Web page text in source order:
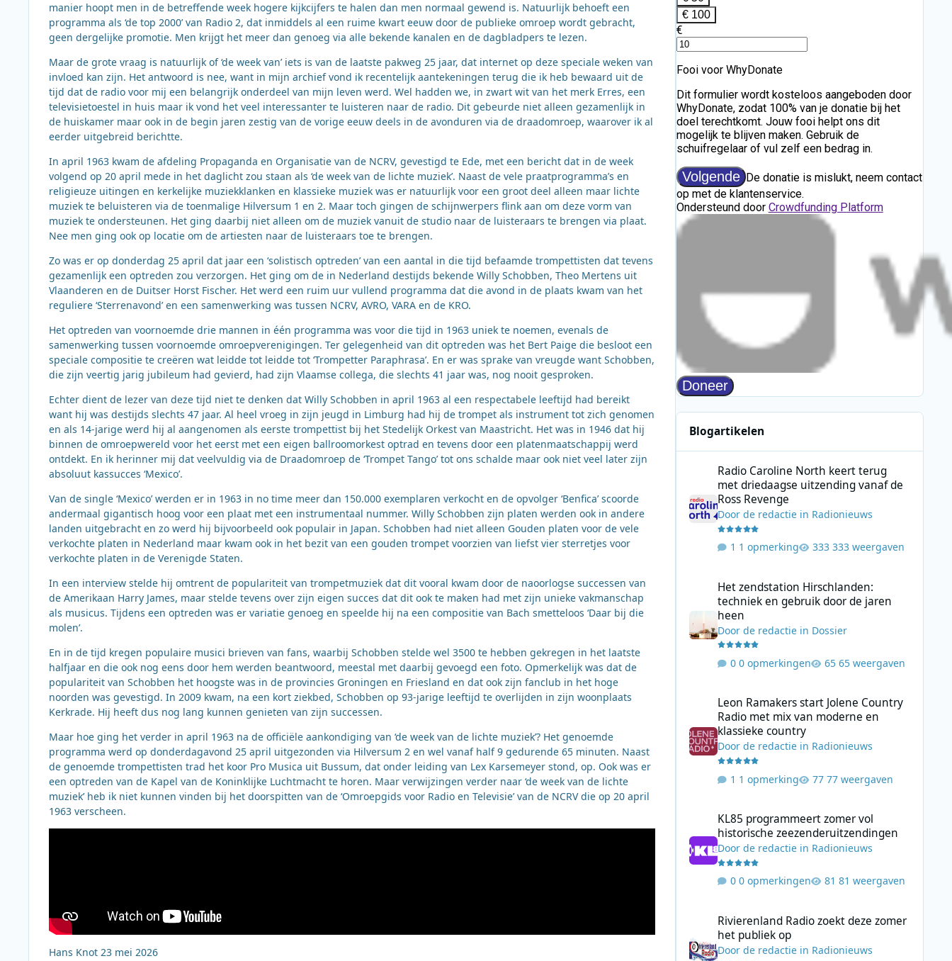
manier hoopt men in de betreffende week hogere kijkcijfers te halen dan men normaal gewend is. Natuurlijk behoeft een
programma als ‘de top 2000’ van Radio 2, dat inmiddels al een ruime kwart eeuw door de publieke omroep wordt gebracht,
geen dergelijke promotie. Men krijgt het meer dan genoeg via alle bekende kanalen en de dagbladpers te lezen.
Maar de grote vraag is natuurlijk of ‘de week van’ iets is van de laatste pakweg 25 jaar, dat internet op deze speciale weken van
invloed kan zijn. Het antwoord is nee, want in mijn archief vond ik recentelijk aantekeningen terug die ik heb bewaard uit de
tijd dat de radio voor mij een belangrijk onderdeel van mijn leven werd. Wel hadden we, in zwart wit van het merk Erres, een
televisietoestel in huis maar ik vond het veel interessanter te luisteren naar de radio. Dit gebeurde niet alleen gezamenlijk in
de huiskamer maar ook in de begin jaren zestig van de vorige eeuw deels in de avonduren via de draadomroep, waarover ik al
eerder uitgebreid berichtte.
In april 1963 kwam de afdeling Propaganda en Organisatie van de NCRV, gevestigd te Ede, met een bericht dat in de week
volgend op 20 april mede in het daglicht zou staan als ‘de week van de lichte muziek’. Naast de vele praatprogramma’s en
religieuze uitingen en kerkelijke muziekklanken en klassieke muziek was er natuurlijk voor een groot deel alleen maar lichte
muziek te beluisteren via de toenmalige Hilversum 1 en 2. Maar toch gingen de schijnwerpers flink aan om deze vorm van
muziek te ondersteunen. Het ging daarbij niet alleen om de muziek vanuit de studio naar de luisteraars te brengen via plaat.
Nee men ging ook op locatie om de artiesten naar de luisteraars toe te brengen.
Zo was er op donderdag 25 april dat jaar een ‘solistisch optreden’ van een aantal in die tijd befaamde trompettisten dat tevens
gezamenlijk een optreden zou verzorgen. Het ging om de in Nederland destijds bekende Willy Schobben, Theo Mertens uit
Vlaanderen en de Duitser Horst Fischer. Het werd een ruim uur vullend programma dat die avond in de plaats kwam van het
reguliere ‘Sterrenavond’ en een samenwerking was tussen NCRV, AVRO, VARA en de KRO.
Het optreden van voornoemde drie mannen in één programma was voor die tijd in 1963 uniek te noemen, evenals de
samenwerking tussen voornoemde omroepverenigingen. Ter gelegenheid van dit optreden was het Bert Paige die besloot een
speciale compositie te creëren wat leidde tot leidde tot ‘Trompetter Paraphrasa’. En er was sprake van vreugde want Schobben,
die zijn veertig jarig jubileum had gevierd, had zijn Vlaamse collega, die slechts 41 jaar was, nog nooit gesproken.
Echter dient de lezer van deze tijd niet te denken dat Willy Schobben in april 1963 al een respectabele leeftijd had bereikt
want hij was destijds slechts 47 jaar. Al heel vroeg in zijn jeugd in Limburg had hij de trompet als instrument tot zich genomen
en als 14-jarige werd hij al aangenomen als eerste trompettist bij het Stedelijk Orkest van Maastricht. Het was in 1946 dat hij
binnen de omroepwereld voor het eerst met een eigen ballroomorkest optrad en tevens door een platenmaatschappij werd
ontdekt. En ik herinner mij dat veelvuldig via de Draadomroep de ‘Trompet Tango’ tot ons schalde maar ook niet veel later zijn
absoluut kassucces ‘Mexico’.
Van de single ‘Mexico’ werden er in 1963 in no time meer dan 150.000 exemplaren verkocht en de opvolger ‘Benfica’ scoorde
andermaal gigantisch hoog voor een plaat met een instrumentaal nummer. Willy Schobben zijn platen werden ook in andere
landen uitgebracht en zo werd hij bijvoorbeeld ook populair in Japan. Schobben had niet alleen Gouden platen voor de vele
verkochte platen in Nederland maar kwam ook in het bezit van een gouden trompet voorzien van liefst vier sterretjes voor
verkochte platen in de Verenigde Staten.
In een interview stelde hij omtrent de populariteit van trompetmuziek dat dit vooral kwam door de naoorlogse successen van
de Amerikaan Harry James, maar stelde tevens over zijn eigen succes dat dit ook te maken had met zijn unieke vakmanschap
als musicus. Tijdens een optreden was er variatie genoeg en speelde hij na een compositie van Bach smetteloos ‘Daar bij die
molen’.
En in de tijd kregen populaire musici brieven van fans, waarbij Schobben stelde wel 3500 te hebben gekregen in het laatste
halfjaar en die ook nog eens door hem werden beantwoord, meestal met daarbij gevoegd een foto. Opmerkelijk was dat de
populariteit van Schobben het hoogste was in de provincies Groningen en Friesland en dat ook zijn fanclub in het hoge
noorden was gevestigd. In 2009 kwam, na een kort ziekbed, Schobben op 93-jarige leeftijd te overlijden in zijn woonplaats
Kerkrade. Hij heeft dus nog lang kunnen genieten van zijn successen.
Maar hoe ging het verder in april 1963 na de officiële aankondiging van ‘de week van de lichte muziek’? Het genoemde
programma werd op donderdagavond 25 april uitgezonden via Hilversum 2 en wel vanaf half 9 gedurende 65 minuten. Naast
de genoemde trompettisten trad het koor Pro Musica uit Bussum, dat onder leiding van Lex Karsemeyer stond, op. Ook was er
een optreden van de Kapel van de Koninklijke Luchtmacht te horen. Maar verwijzingen verder naar ‘de week van de lichte
muziek’ heb ik niet kunnen vinden bij het doorspitten van de ‘Omroepgids voor Radio en Televisie’ van de NCRV die op 20 april
1963 verscheen.
Hans Knot 23 mei 2026
Blogartikelen
Radio Caroline North keert terug
met driedaagse uitzending vanaf de
Ross Revenge
Door de redactiein Radionieuws
1 opmerking 333 weergaven
Het zendstation Hirschlanden:
techniek en gebruik door de jaren
heen
Door de redactiein Dossier
0 opmerkingen 65 weergaven
Leon Ramakers start Jolene Country
Radio met mix van moderne en
klassieke country
Door de redactiein Radionieuws
1 opmerking 77 weergaven
KL85 programmeert zomer vol
historische zeezenderuitzendingen
Door de redactiein Radionieuws
0 opmerkingen 81 weergaven
Rivierenland Radio zoekt deze zomer
het publiek op
Door de redactiein Radionieuws